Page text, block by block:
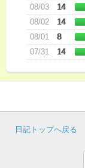
08/03
14
08/02
14
08/01
8
07/31
14
日記トップへ戻る